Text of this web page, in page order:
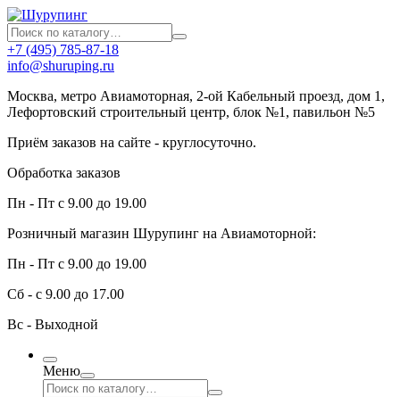
+7 (495) 785-87-18
info@shuruping.ru
Москва, метро Авиамоторная, 2-ой Кабельный проезд, дом 1,
Лефортовский строительный центр, блок №1, павильон №5
Приём заказов на сайте - круглосуточно.
Обработка заказов
Пн - Пт с 9.00 до 19.00
Розничный магазин Шурупинг на Авиамоторной:
Пн - Пт с 9.00 до 19.00
Сб - с 9.00 до 17.00
Вс - Выходной
Меню